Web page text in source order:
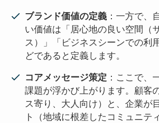
ブランド価値の定義 ：一方で、
い価値は「居心地の良い空間（
ス）」「ビジネスシーンでの利
どであると定義します。
コアメッセージ策定 ：ここで、
課題が浮かび上がります。顧客
ス寄り、大人向け）と、企業が
ト（地域に根差したコミュニテ